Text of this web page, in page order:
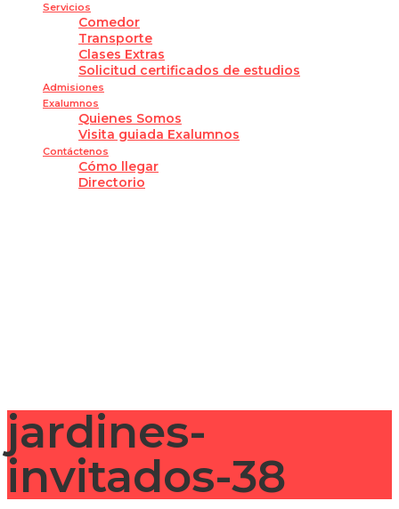
Servicios
Comedor
Transporte
Clases Extras
Solicitud certificados de estudios
Admisiones
Exalumnos
Quienes Somos
Visita guiada Exalumnos
Contáctenos
Cómo llegar
Directorio
jardines-
invitados-38